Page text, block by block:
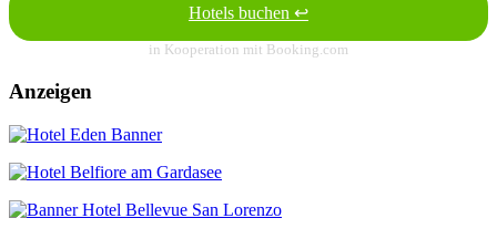
Hotels buchen ↩
in Kooperation mit Booking.com
Anzeigen